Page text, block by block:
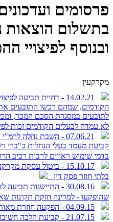
פרסומים
בתשלום הוצאות
ובנוסף לפיצויי
מקרקעין
14.02.21 - דחיית תביעה
הקודמים, שמהם רכשו התובעים את
לתובעים במסגרת הסכם המכר,
לא עמדה לבעלים הקודמים זכות
07.06.21 - השבת
קביעת מעמד בעלי הנחלות כ"ברי
בדמי שימוש ראויים לרבות רכיב
15.10.17 - ביטול עסקת
בלתי חוזר פסק דין
30.08.16 - התיישנות
שהופקעו - למדינה חזקת תקינות
04.09.15 - הפקעה חוזרת מאותה חלקה
21.07.15 - קביעת הלכה